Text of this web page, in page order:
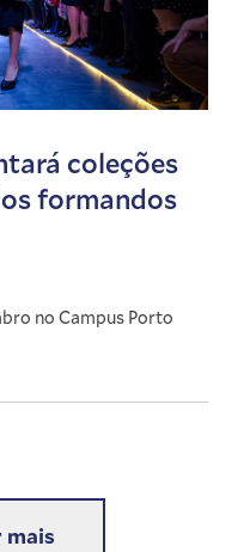
coleções
formandos
no Campus Porto
mais